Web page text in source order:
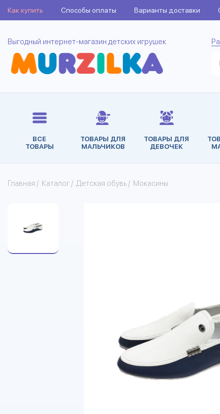
Как купить Способы оплаты Варианты доставки
Выгодный интернет-магазин детских игрушек
ВСЕ
ТОВАРЫ
ТОВАРЫ ДЛЯ
МАЛЬЧИКОВ
ТОВАРЫ ДЛЯ
ДЕВОЧЕК
Главная / Каталог / Детская обувь / Мокасины